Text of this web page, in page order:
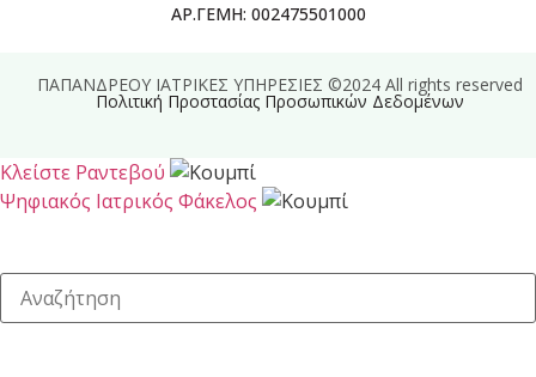
ΑΡ.ΓΕΜΗ: 002475501000
ΠΑΠΑΝΔΡΕΟΥ ΙΑΤΡΙΚΕΣ ΥΠΗΡΕΣΙΕΣ ©2024 All rights reserved
Πολιτική Προστασίας Προσωπικών Δεδομένων
Κλείστε Ραντεβού
Ψηφιακός Ιατρικός Φάκελος